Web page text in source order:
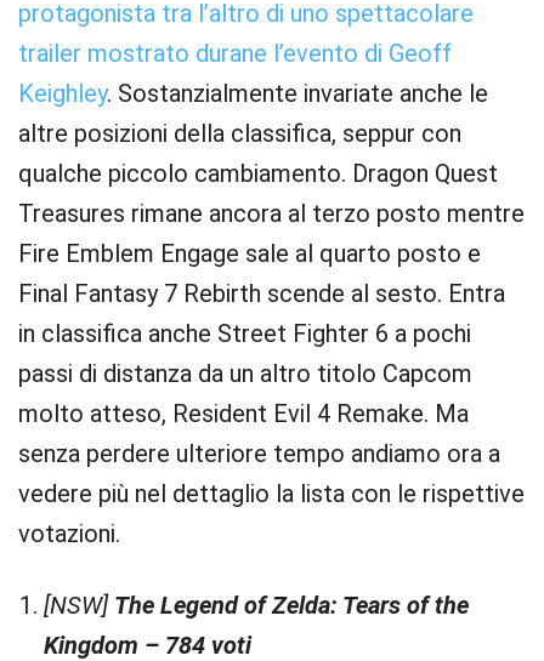
protagonista tra l’altro di uno spettacolare
trailer mostrato durane l’evento di Geoff
Keighley. Sostanzialmente invariate anche le
altre posizioni della classifica, seppur con
qualche piccolo cambiamento. Dragon Quest
Treasures rimane ancora al terzo posto mentre
Fire Emblem Engage sale al quarto posto e
Final Fantasy 7 Rebirth scende al sesto. Entra
in classifica anche Street Fighter 6 a pochi
passi di distanza da un altro titolo Capcom
molto atteso, Resident Evil 4 Remake. Ma
senza perdere ulteriore tempo andiamo ora a
vedere più nel dettaglio la lista con le rispettive
votazioni.
[NSW] The Legend of Zelda: Tears of the
Kingdom – 784 voti